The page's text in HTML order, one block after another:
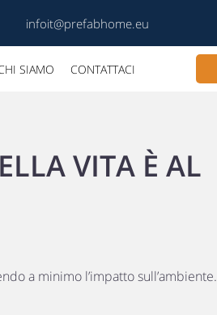
infoit@prefabhome.eu
SIAMO CONTATTACI
VITA È AL
a minimo l’impatto sull’ambiente.